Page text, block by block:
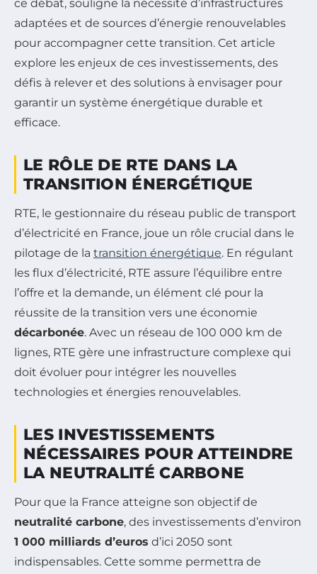
ce débat, souligne la nécessité d’infrastructures
adaptées et de sources d’énergie renouvelables
pour accompagner cette transition. Cet article
explore les enjeux de ces investissements, des
défis à relever et des solutions à envisager pour
garantir un système énergétique durable et
efficace.
LE RÔLE DE RTE DANS LA
TRANSITION ÉNERGÉTIQUE
RTE, le gestionnaire du réseau public de transport
d’électricité en France, joue un rôle crucial dans le
pilotage de la transition énergétique. En régulant
les flux d’électricité, RTE assure l’équilibre entre
l’offre et la demande, un élément clé pour la
réussite de la transition vers une économie
décarbonée. Avec un réseau de 100 000 km de
lignes, RTE gère une infrastructure complexe qui
doit évoluer pour intégrer les nouvelles
technologies et énergies renouvelables.
LES INVESTISSEMENTS
NÉCESSAIRES POUR ATTEINDRE
LA NEUTRALITÉ CARBONE
Pour que la France atteigne son objectif de
neutralité carbone, des investissements d’environ
1 000 milliards d’euros d’ici 2050 sont
indispensables. Cette somme permettra de